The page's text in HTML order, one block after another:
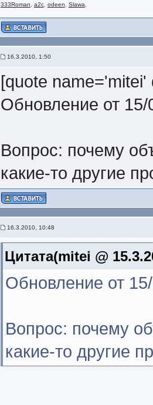
333Roman a2c, odeen Slawa
16.3.2010, 1:50
[quote
Обновление от 15/
Вопрос: почему
какие-то другие
16.3.2010, 10:48
Цитата(mitei @
Обновление от
Вопрос: почему
какие-то другие